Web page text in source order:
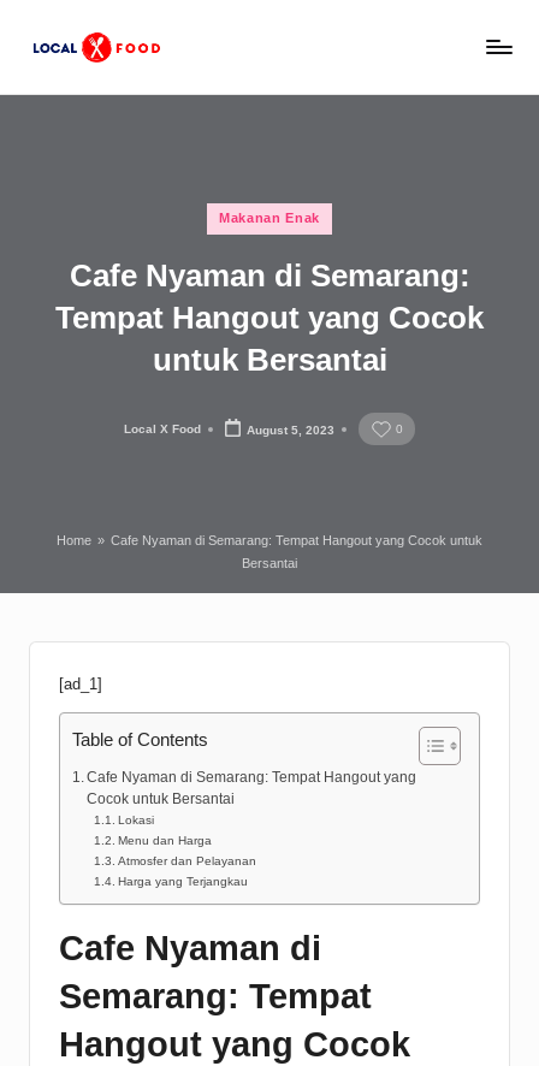
keluarga
Indonesia.
Posted
in
Makanan Enak
Cafe Nyaman di Semarang:
Tempat Hangout yang Cocok
untuk Bersantai
Posted
Local X Food August 5, 2023 0
Home » Cafe Nyaman di Semarang: Tempat Hangout yang Cocok untuk
Bersantai
[ad_1]
Table of Contents
Cafe Nyaman di Semarang: Tempat Hangout yang
Cocok untuk Bersantai
Lokasi
Menu dan Harga
Atmosfer dan Pelayanan
Harga yang Terjangkau
Cafe Nyaman di
Semarang: Tempat
Hangout yang Cocok